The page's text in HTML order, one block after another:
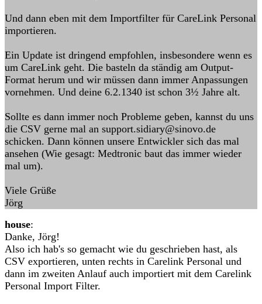
Und dann eben mit dem Importfilter für CareLink Personal
importieren.
Ein Update ist dringend empfohlen, insbesondere wenn es
um CareLink geht. Die basteln da ständig am Output-
Format herum und wir müssen dann immer Anpassungen
vornehmen. Und deine 6.2.1340 ist schon 3½ Jahre alt.
Sollte es dann immer noch Probleme geben, kannst du uns
die CSV gerne mal an support.sidiary@sinovo.de
schicken. Dann können unsere Entwickler sich das mal
ansehen (Wie gesagt: Medtronic baut das immer wieder
mal um).
Viele Grüße
Jörg
house:
Danke, Jörg!
Also ich hab's so gemacht wie du geschrieben hast, als
CSV exportieren, unten rechts in Carelink Personal und
dann im zweiten Anlauf auch importiert mit dem Carelink
Personal Import Filter.